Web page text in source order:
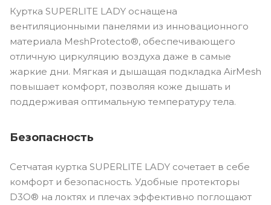
Куртка SUPERLITE LADY оснащена
вентиляционными панелями из инновационного
материала MeshProtecto®, обеспечивающего
отличную циркуляцию воздуха даже в самые
жаркие дни. Мягкая и дышащая подкладка AirMesh
повышает комфорт, позволяя коже дышать и
поддерживая оптимальную температуру тела.
Безопасность
Сетчатая куртка SUPERLITE LADY сочетает в себе
комфорт и безопасность. Удобные протекторы
D3O® на локтях и плечах эффективно поглощают